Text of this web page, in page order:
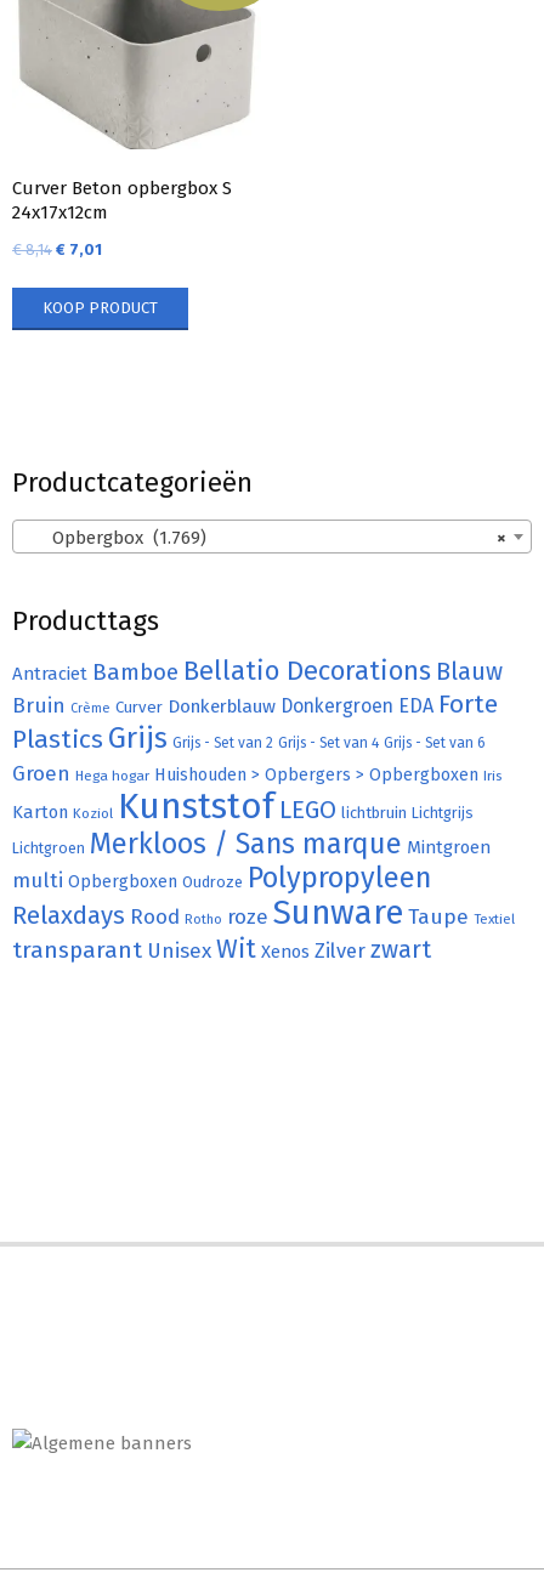
Curver Beton opbergbox S
24x17x12cm
€8,14 € 7,01
KOOP PRODUCT
Productcategorieën
×
Opbergbox (1.769)
Producttags
Antraciet Bamboe Bellatio Decorations Blauw
Bruin Crème Curver Donkerblauw Donkergroen EDA Forte
Plastics Grijs Grijs - Set van 2 Grijs - Set van 4 Grijs - Set van 6
Groen Hega hogar Huishouden > Opbergers > Opbergboxen Iris
Karton Koziol Kunststof LEGO lichtbruin Lichtgrijs
Lichtgroen Merkloos / Sans marque Mintgroen
multi Opbergboxen Oudroze Polypropyleen
Relaxdays Rood Rotho roze Sunware Taupe Textiel
transparant UnisexWit Xenos Zilver zwart